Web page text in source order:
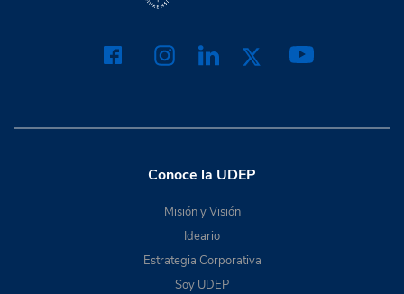
Conoce la UDEP
Misión y Visión
Ideario
Estrategia Corporativa
Soy UDEP